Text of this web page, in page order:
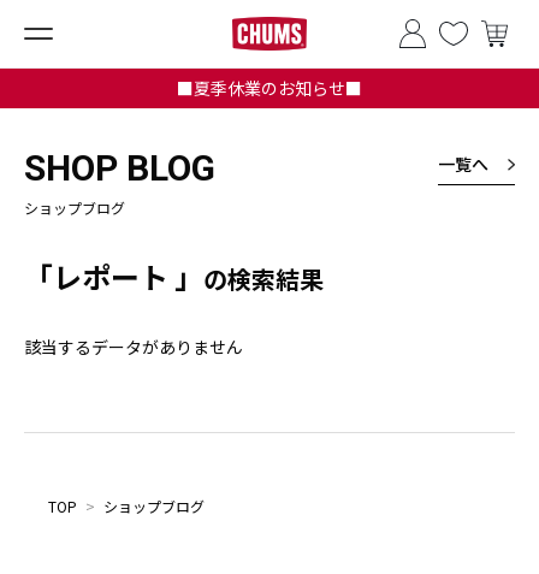
■夏季休業のお知らせ■
SHOP BLOG
ショップブログ
一覧へ
「レポート 」 の検索結果
該当するデータがありません
TOP > ショップブログ